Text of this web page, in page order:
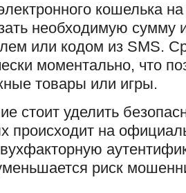
кошелька
необходимую сумму
или кодом из SMS.
моментально, что
товары или игры.
стоит уделить
происходит на
риск